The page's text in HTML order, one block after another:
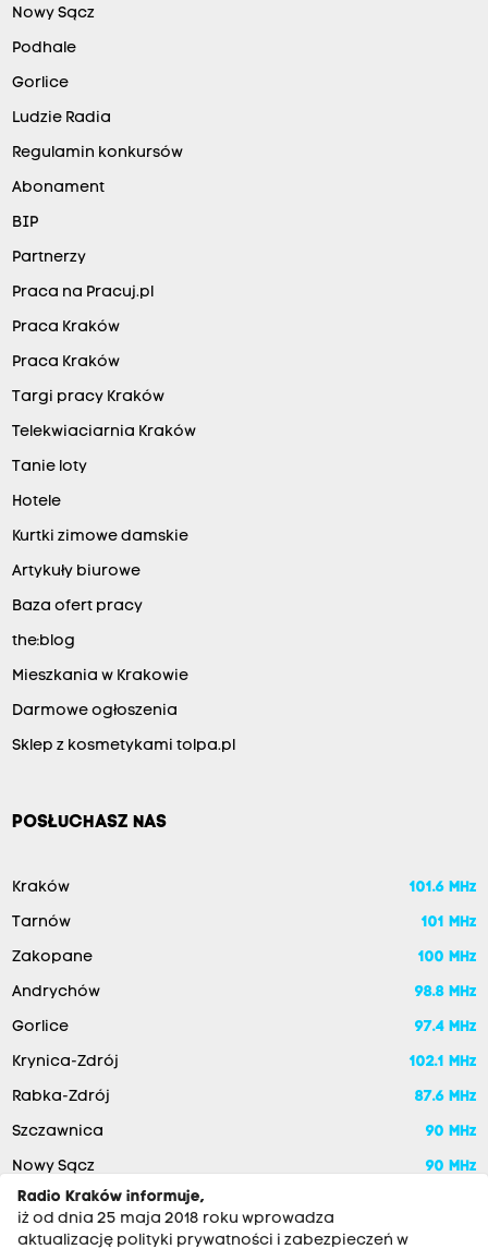
Nowy Sącz
Podhale
Gorlice
Ludzie Radia
Regulamin konkursów
Abonament
BIP
Partnerzy
Praca na Pracuj.pl
Praca Kraków
Praca Kraków
Targi pracy Kraków
Telekwiaciarnia Kraków
Tanie loty
Hotele
Kurtki zimowe damskie
Artykuły biurowe
Baza ofert pracy
the:blog
Mieszkania w Krakowie
Darmowe ogłoszenia
Sklep z kosmetykami tolpa.pl
POSŁUCHASZ NAS
Kraków 101.6 MHz
Tarnów 101 MHz
Zakopane 100 MHz
Andrychów 98.8 MHz
Gorlice 97.4 MHz
Krynica-Zdrój 102.1 MHz
Rabka-Zdrój 87.6 MHz
Szczawnica 90 MHz
Nowy Sącz
90 MHz
Radio Kraków informuje,
iż od dnia 25 maja 2018 roku wprowadza
aktualizację polityki prywatności i zabezpieczeń w